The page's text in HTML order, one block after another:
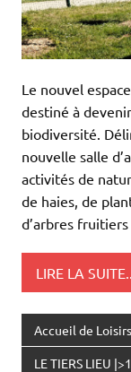
Le nouvel
destiné à
biodiversité.
nouvelle salle
activités de
de haies, de
d’arbres
LIRE LA SUITE...
Accueil de Loisirs
LE TIERS LIEU